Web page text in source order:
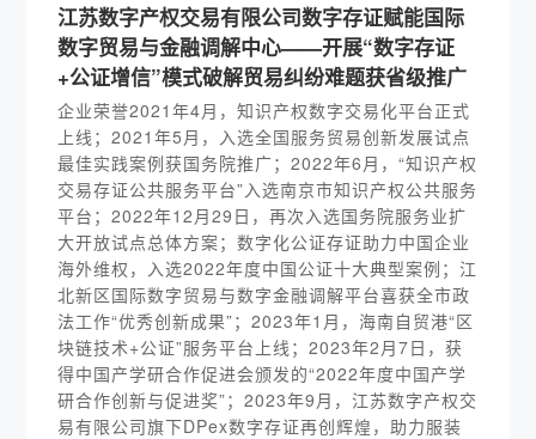
江苏数字产权交易有限公司数字存证赋能国际
数字贸易与金融调解中心——开展“数字存证
+公证增信”模式破解贸易纠纷难题获省级推广
企业荣誉2021年4月，知识产权数字交易化平台正式
上线；2021年5月，入选全国服务贸易创新发展试点
最佳实践案例获国务院推广；2022年6月，“知识产权
交易存证公共服务平台”入选南京市知识产权公共服务
平台；2022年12月29日，再次入选国务院服务业扩
大开放试点总体方案；数字化公证存证助力中国企业
海外维权，入选2022年度中国公证十大典型案例；江
北新区国际数字贸易与数字金融调解平台喜获全市政
法工作“优秀创新成果”；2023年1月，海南自贸港“区
块链技术+公证”服务平台上线；2023年2月7日，获
得中国产学研合作促进会颁发的“2022年度中国产学
研合作创新与促进奖”；2023年9月，江苏数字产权交
易有限公司旗下DPex数字存证再创辉煌，助力服装